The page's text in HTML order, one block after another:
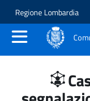
Salta al
Skip to site
Regione Lombardia